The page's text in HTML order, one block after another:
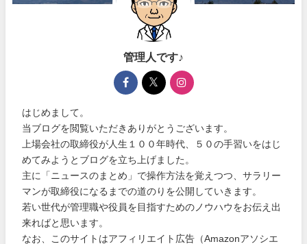
管理人です♪
はじめまして。
当ブログを閲覧いただきありがとうございます。
上場会社の取締役が人生１００年時代、５０の手習いをはじ
めてみようとブログを立ち上げました。
主に「ニュースのまとめ」で操作方法を覚えつつ、サラリー
マンが取締役になるまでの道のりを公開していきます。
若い世代が管理職や役員を目指すためのノウハウをお伝え出
来ればと思います。
なお、このサイトはアフィリエイト広告（Amazonアソシエ